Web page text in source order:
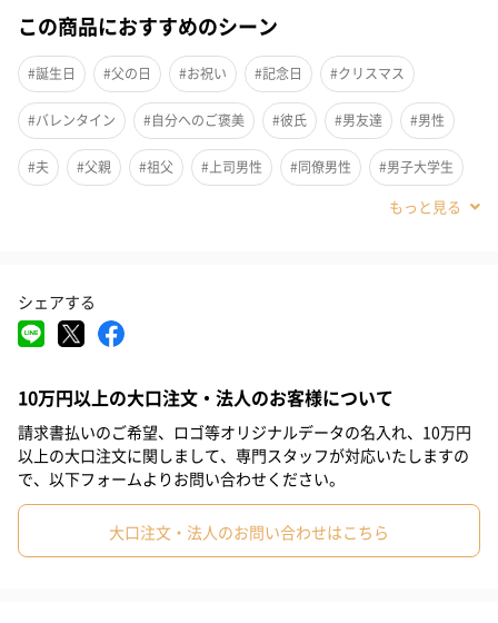
男の「肌」の変化を徹底ケア。「S-ヒアルロン酸」などの保湿成
フ。清浄成分「シーバムクリアオイル」が余分な角栓を溶かし、
過剰な皮脂分泌を抑えます。
この商品におすすめのシーン
#誕生日 #父の日 #お祝い #記念日 #クリスマス
#バレンタイン #自分へのご褒美 #彼氏 #男友達 #男性
#夫 #父親 #祖父 #上司男性 #同僚男性 #男子大学生
#親戚男性
#70代 #80代
シェアする
10万円以上の大口注文・法人のお客様について
請求書払いのご希望、ロゴ等オリジナルデータの名入れ、10万円
以上の大口注文に関しまして、専門スタッフが対応いたしますの
で、以下フォームよりお問い合わせください。
大口注文・法人のお問い合わせはこちら